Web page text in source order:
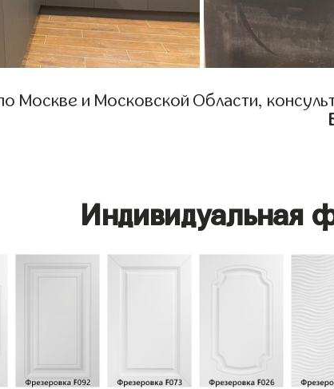
Москве и Московской Области,
Индивидуальная